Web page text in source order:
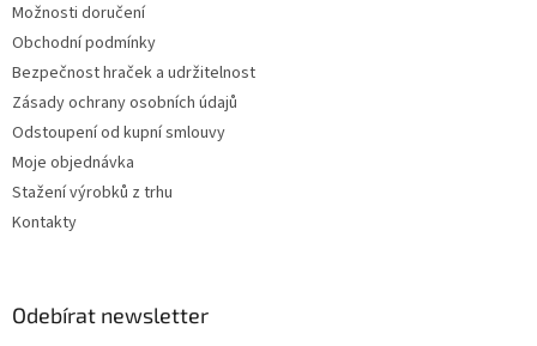
Možnosti doručení
Obchodní podmínky
Bezpečnost hraček a udržitelnost
Zásady ochrany osobních údajů
Odstoupení od kupní smlouvy
Moje objednávka
Stažení výrobků z trhu
Kontakty
Odebírat newsletter